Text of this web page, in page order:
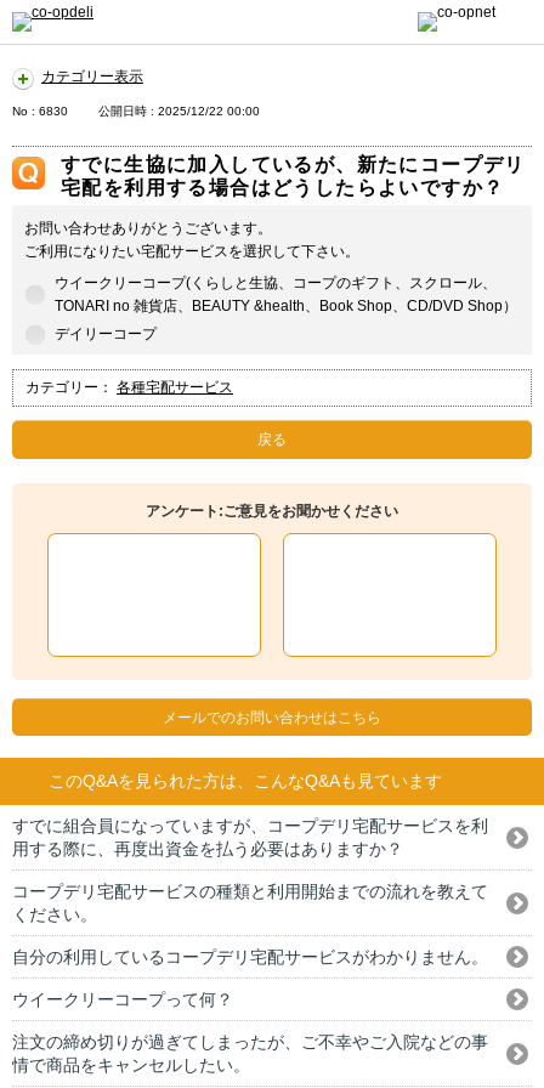
カテゴリー表示
No : 6830 公開日時 : 2025/12/22 00:00
すでに生協に加入しているが、新たにコープデリ
宅配を利用する場合はどうしたらよいですか？
お問い合わせありがとうございます。
ご利用になりたい宅配サービスを選択して下さい。
ウイークリーコープ(くらしと生協、コープのギフト、スクロール、
TONARI no 雑貨店、BEAUTY &health、Book Shop、CD/DVD Shop）
デイリーコープ
カテゴリー： 各種宅配サービス
戻る
アンケート:ご意見をお聞かせください
メールでのお問い合わせはこちら
このQ&Aを見られた方は、こんなQ&Aも見ています
すでに組合員になっていますが、コープデリ宅配サービスを利
用する際に、再度出資金を払う必要はありますか？
コープデリ宅配サービスの種類と利用開始までの流れを教えて
ください。
自分の利用しているコープデリ宅配サービスがわかりません。
ウイークリーコープって何？
注文の締め切りが過ぎてしまったが、ご不幸やご入院などの事
情で商品をキャンセルしたい。